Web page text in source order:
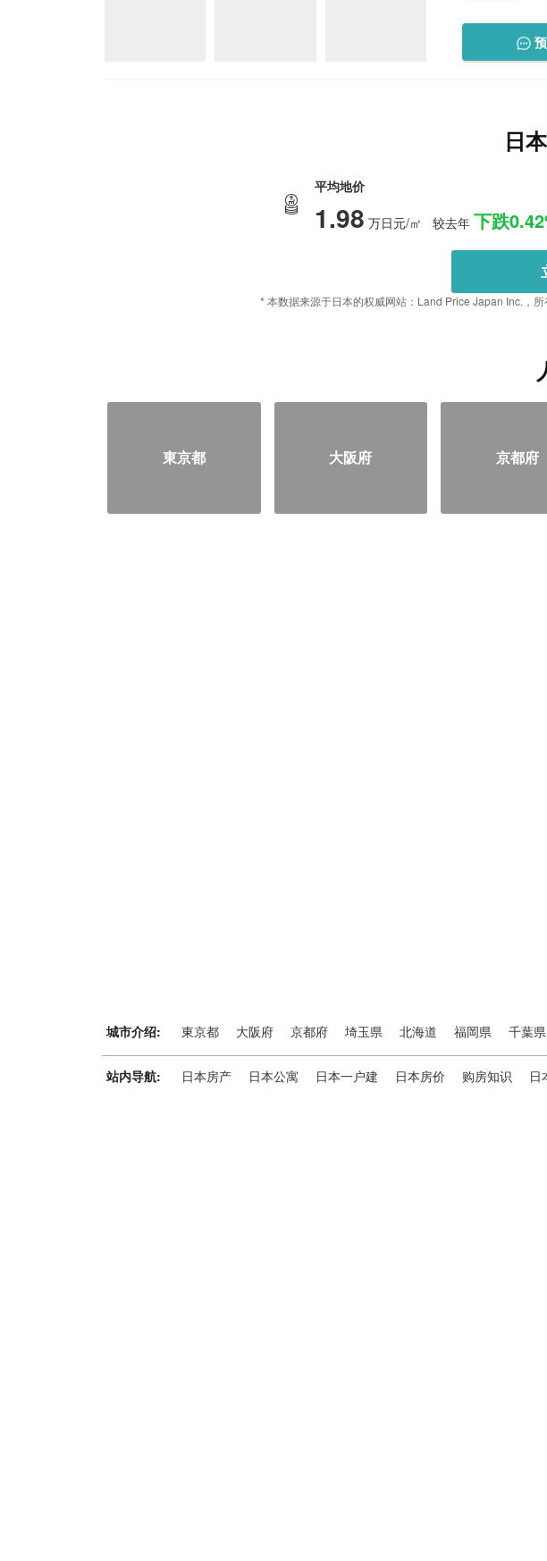
预
日
平均地价
1.98 万日元/㎡ 较去年 下跌
* 本数据来源于日本的权威网站：Land Price Japan Inc.，
東京都 大阪府 京都府
城市介绍: 東京都 大阪府 京都府 埼玉県 北海道 福岡県 千葉県
站内导航: 日本房产 日本公寓 日本一户建 日本房价 购房知识 日